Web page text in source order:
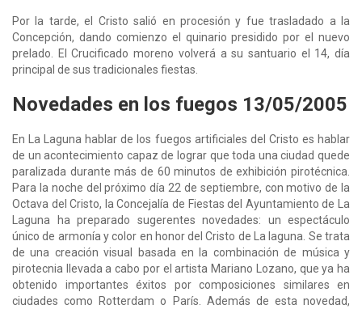
Por la tarde, el Cristo salió en procesión y fue trasladado a la
Concepción, dando comienzo el quinario presidido por el nuevo
prelado. El Crucificado moreno volverá a su santuario el 14, día
principal de sus tradicionales fiestas.
Novedades en los fuegos 13/05/2005
En La Laguna hablar de los fuegos artificiales del Cristo es hablar
de un acontecimiento capaz de lograr que toda una ciudad quede
paralizada durante más de 60 minutos de exhibición pirotécnica.
Para la noche del próximo día 22 de septiembre, con motivo de la
Octava del Cristo, la Concejalía de Fiestas del Ayuntamiento de La
Laguna ha preparado sugerentes novedades: un espectáculo
único de armonía y color en honor del Cristo de La laguna. Se trata
de una creación visual basada en la combinación de música y
pirotecnia llevada a cabo por el artista Mariano Lozano, que ya ha
obtenido importantes éxitos por composiciones similares en
ciudades como Rotterdam o París. Además de esta novedad,